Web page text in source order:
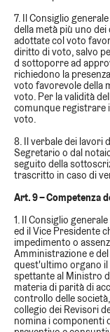
7. Il Consiglio
della metà più uno
adottate col voto
diritto di voto, salvo
d sottoporre ad
richiedono la
voto favorevole della
voto. Per la validità
comunque registrare
voto.
8. Il verbale dei lavori
Segretario o dal
seguito della
trascritto in caso di
Art. 9 – Competenza
1. Il Consiglio
ed il Vice Presidente
impedimento o
Amministrazione e
quest'ultimo organo il
spettante al Ministro
materia di parità di
controllo delle società,
collegio dei Revisori
nomina i componenti